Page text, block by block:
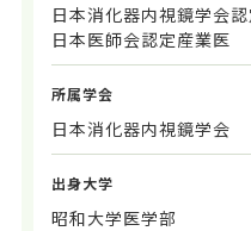
日本消化器内視鏡学会
日本医師会認定産業医
所属学会
日本消化器内視鏡学会
出身大学
昭和大学医学部